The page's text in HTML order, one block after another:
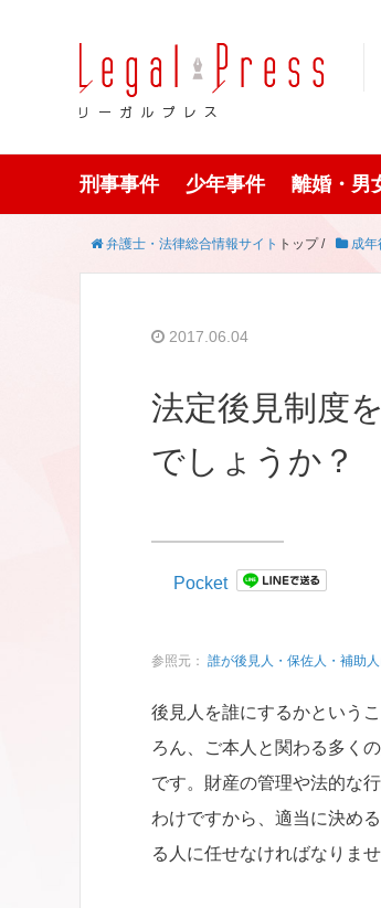
刑事事件 少年事件 離婚・男
弁護士・法律総合情報サイト トップ / 成年
2017.06.04
法定後見制度
でしょうか？
Pocket
参照元： 誰が後見人・保佐人・補助
後見人を誰にするかという
ろん、ご本人と関わる多く
です。財産の管理や法的な
わけですから、適当に決め
る人に任せなければなりませ